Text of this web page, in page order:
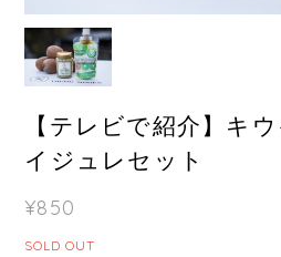
【テレビで紹介】キ
イジュレセット
¥850
SOLD OUT